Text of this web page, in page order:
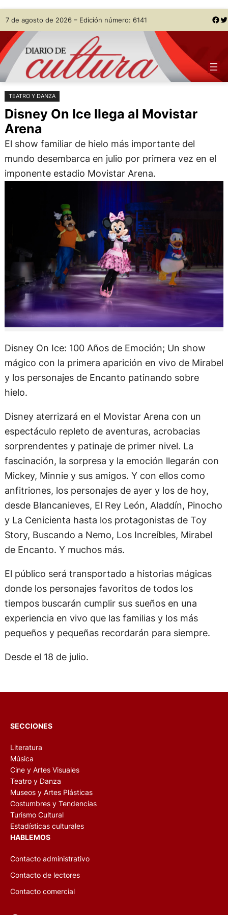
Saltar
al
contenido
Skip
to
content
7 de agosto de 2026 – Edición número: 6141 Facebook Twitter
TEATRO Y DANZA
Disney On Ice llega al Movistar
Arena
El show familiar de hielo más importante del
mundo desembarca en julio por primera vez en el
imponente estadio Movistar Arena.
Disney On Ice: 100 Años de Emoción; Un show
mágico con la primera aparición en vivo de Mirabel
y los personajes de Encanto patinando sobre
hielo.
Disney aterrizará en el Movistar Arena con un
espectáculo repleto de aventuras, acrobacias
sorprendentes y patinaje de primer nivel. La
fascinación, la sorpresa y la emoción llegarán con
Mickey, Minnie y sus amigos. Y con ellos como
anfitriones, los personajes de ayer y los de hoy,
desde Blancanieves, El Rey León, Aladdín, Pinocho
y La Cenicienta hasta los protagonistas de Toy
Story, Buscando a Nemo, Los Increíbles, Mirabel
de Encanto. Y muchos más.
El público será transportado a historias mágicas
donde los personajes favoritos de todos los
tiempos buscarán cumplir sus sueños en una
experiencia en vivo que las familias y los más
pequeños y pequeñas recordarán para siempre.
Desde el 18 de julio.
SECCIONES
Literatura
Música
Cine y Artes Visuales
Teatro y Danza
Museos y Artes Plásticas
Costumbres y Tendencias
Turismo Cultural
Estadísticas culturales
HABLEMOS
Contacto administrativo
Contacto de lectores
Contacto comercial